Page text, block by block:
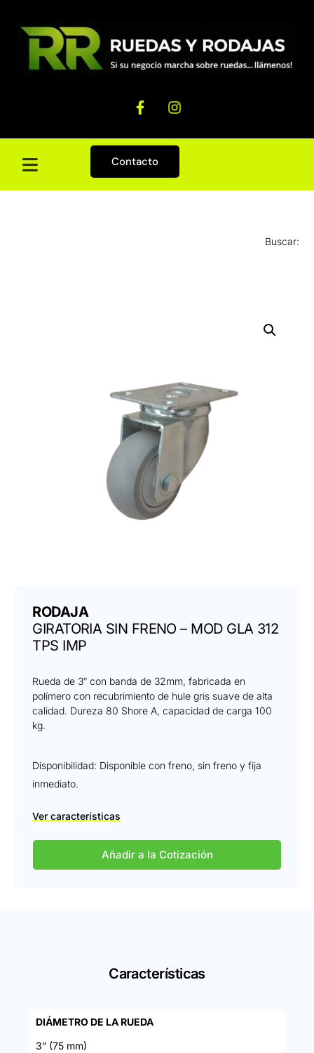
Contacto
Buscar:
RODAJA
GIRATORIA SIN FRENO – MOD GLA 312
TPS IMP
Rueda de 3″ con banda de 32mm, fabricada en
polímero con recubrimiento de hule gris suave de alta
calidad. Dureza 80 Shore A, capacidad de carga 100
kg.
Disponibilidad: Disponible con freno, sin freno y fija
inmediato.
Ver características
Añadir a la Cotización
Características
DIÁMETRO DE LA RUEDA
3” (75 mm)